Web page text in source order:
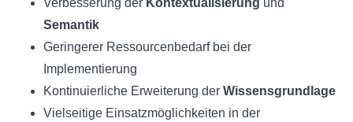
Verbesserung der Kontextualisierung und
Semantik
Geringerer Ressourcenbedarf bei der
Implementierung
Kontinuierliche Erweiterung der Wissensgrundlage
Vielseitige Einsatzmöglichkeiten in der